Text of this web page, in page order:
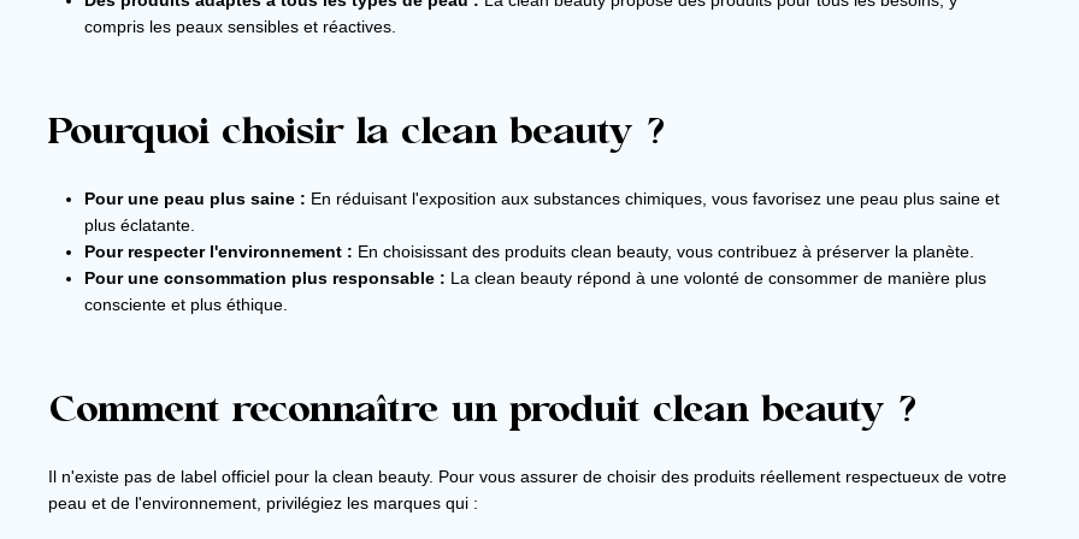
compris les peaux sensibles et réactives.
Pourquoi choisir la clean beauty ?
Pour une peau plus saine : En réduisant l'exposition aux substances chimiques, vous favorisez une peau plus saine et
plus éclatante.
Pour respecter l'environnement : En choisissant des produits clean beauty, vous contribuez à préserver la planète.
Pour une consommation plus responsable : La clean beauty répond à une volonté de consommer de manière plus
consciente et plus éthique.
Comment reconnaître un produit clean beauty ?
Il n'existe pas de label officiel pour la clean beauty. Pour vous assurer de choisir des produits réellement respectueux de votre
peau et de l'environnement, privilégiez les marques qui :